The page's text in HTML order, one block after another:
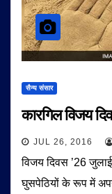
सैन्य संसार
कारगिल विजय
JUL 26, 2016
विजय दिवस ’26
घुसपेठियों के रूप में